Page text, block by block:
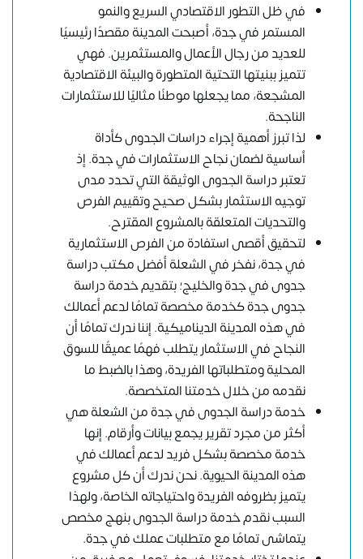
في ظل التطور الاقتصادي السريع والنمو
المستمر في جدة، أصبحت المدينة مقصدًا رئيسيًا
للعديد من رجال الأعمال والمستثمرين. فهي
تتميز ببنيتها التحتية المتطورة والبيئة الاقتصادية
المشجعة، مما يجعلها موطنًا مثاليًا للاستثمارات
الناجحة.
لذا تبرز أهمية إجراء دراسات الجدوى كأداة
أساسية لضمان نجاح الاستثمارات في جدة. إذ
تعتبر دراسة الجدوى الوثيقة التي تحدد مدى
توجيه الاستثمار بشكل صحيح وتقييم الفرص
والتحديات المتعلقة بالمشروع المقترح.
لتحقيق أقصى استفادة من الفرص الاستثمارية
في جدة، نفخر في الشعلة أفضل مكتب دراسة
جدوى في جدة والخليج؛ بتقديم خدمة دراسة
جدوى جدة كخدمة مخصصة تمامًا لدعم أعمالك
في هذه المدينة الديناميكية. إننا ندرك تمامًا أن
النجاح في الاستثمار يتطلب فهمًا عميقًا للسوق
المحلية ومتطلباتها الفريدة، وهذا بالضبط ما
نقدمه من خلال خدمتنا المتخصصة.
خدمة دراسة الجدوى في جدة من الشعلة هي
أكثر من مجرد تقرير يجمع بيانات وأرقام. إنها
خدمة مخصصة بشكل فريد لدعم أعمالك في
هذه المدينة الحيوية. نحن ندرك أن كل مشروع
يتميز بظروفه الفريدة واحتياجاته الخاصة، ولهذا
السبب نقدم خدمة دراسة الجدوى بنهج مخصص
يتماشى تمامًا مع متطلبات عملك في جدة.